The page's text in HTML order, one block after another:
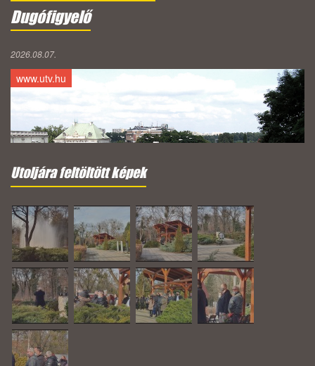
Dugófigyelő
2026.08.07.
www.utv.hu
Utoljára feltöltött képek